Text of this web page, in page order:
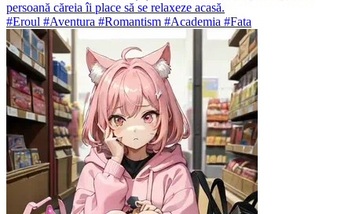
persoană căreia îi place să se relaxeze acasă.
#Eroul #Aventura #Romantism #Academia #Fata